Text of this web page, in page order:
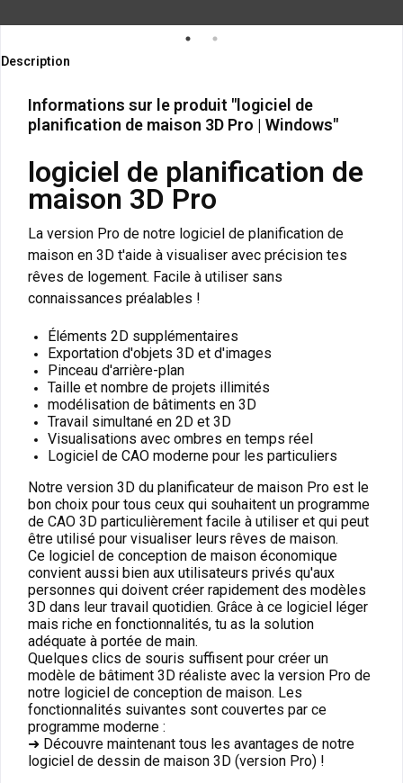
Description
Informations sur le produit "logiciel de
planification de maison 3D Pro | Windows"
logiciel de planification de
maison 3D Pro
La version Pro de notre logiciel de planification de
maison en 3D t'aide à visualiser avec précision tes
rêves de logement. Facile à utiliser sans
connaissances préalables !
Éléments 2D supplémentaires
Exportation d'objets 3D et d'images
Pinceau d'arrière-plan
Taille et nombre de projets illimités
modélisation de bâtiments en 3D
Travail simultané en 2D et 3D
Visualisations avec ombres en temps réel
Logiciel de CAO moderne pour les particuliers
Notre version 3D du planificateur de maison Pro est le
bon choix pour tous ceux qui souhaitent un programme
de CAO 3D particulièrement facile à utiliser et qui peut
être utilisé pour visualiser leurs rêves de maison.
Ce logiciel de conception de maison économique
convient aussi bien aux utilisateurs privés qu'aux
personnes qui doivent créer rapidement des modèles
3D dans leur travail quotidien. Grâce à ce logiciel léger
mais riche en fonctionnalités, tu as la solution
adéquate à portée de main.
Quelques clics de souris suffisent pour créer un
modèle de bâtiment 3D réaliste avec la version Pro de
notre logiciel de conception de maison. Les
fonctionnalités suivantes sont couvertes par ce
programme moderne :
➜ Découvre maintenant tous les avantages de notre
logiciel de dessin de maison 3D (version Pro) !